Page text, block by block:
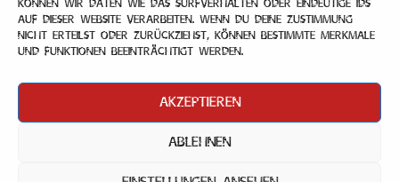
können wir Daten wie das Surfverhalten oder eindeutige IDs
auf dieser Website verarbeiten. Wenn du deine Zustimmung
nicht erteilst oder zurückziehst, können bestimmte Merkmale
und Funktionen beeinträchtigt werden.
Akzeptieren
Ablehnen
Datenschutz